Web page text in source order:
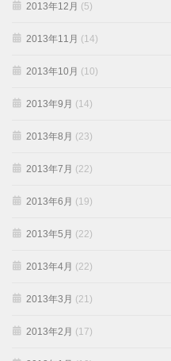
2013年12月 (5)
2013年11月 (14)
2013年10月 (10)
2013年9月 (14)
2013年8月 (23)
2013年7月 (22)
2013年6月 (19)
2013年5月 (22)
2013年4月 (22)
2013年3月 (21)
2013年2月 (17)